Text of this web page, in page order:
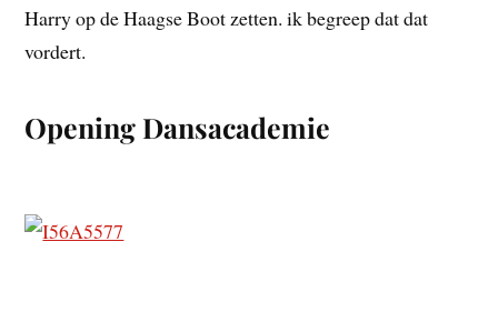
Harry op de Haagse Boot zetten. ik begreep dat dat
vordert.
Opening Dansacademie